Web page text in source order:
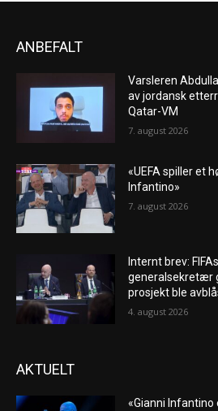
ANBEFALT
Varsleren
av jordansk
Qatar-VM
7. august 2026
«UEFA spiller et
Infantino»
7. august 2026
Internt brev:
generalsekretær
prosjekt ble
4. august 2026
AKTUELT
«Gianni Infantino